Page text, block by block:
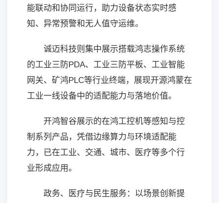
能联动和协同运行，助力设备状态实时感
知、异常预警和无人值守运维。
诚迈科技则集中展示搭载鸿志操作系统
的工业三防PDA、工业三防平板、工业智能
网关、矿鸿PLC等行业终端，展现开源鸿蒙在
工业一线设备中的适配能力与落地价值。
开鸿智谷展示的在鸿工控机等感知与控
制系列产品，凭借边缘算力与环境适配能
力，已在工业、交通、城市、医疗等多个行
业形成应用。
政务、医疗与民生服务：以场景创新提